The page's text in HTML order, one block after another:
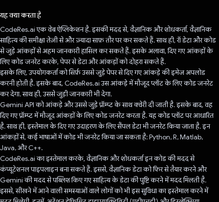
यह क्या करता है
CodeRes.ai एक वेब ऐप्लिकेशन है. इसकी मदद से, वैज्ञानिक और शोधकर्ता, वैज्ञानिक
साहित्य की समीक्षा तेज़ी से और ज़्यादा साफ़ तौर पर कर सकते हैं. साथ ही, रॉ डेटा और कोड
से जुड़े आंकड़ों से अहम जानकारी हासिल कर सकते हैं. इसके अलावा, दिए गए आंकड़ों के
लिए कोड जनरेट करके, पेपर से डेटा और आंकड़ों को दोहरा सकते हैं.
इसके लिए, उपयोगकर्ता को सिर्फ़ उससे जुड़े पेपर से दिए गए आंकड़े की इमेज अपलोड
करनी होती है. इसके बाद, CodeRes.ai उस आंकड़े में मौजूद प्लॉट के लिए कोड जनरेट
कर देगा. साथ ही, उससे जुड़ी जानकारी भी देगा.
Gemini API को आंकड़े और उससे जुड़े प्रॉम्प्ट के साथ क्वेरी दी जाती है. इसके बाद, वह
दिए गए प्रॉम्प्ट में मौजूद आंकड़ों के लिए कोड जनरेट करता है. यह कोड प्लॉट पर आधारित
है. साथ ही, इस्तेमाल के दिए गए उदाहरण के लिए सैंपल डेटा भी जनरेट किया जाता है. इन
आंकड़ों से, कई भाषाओं में कोड भी जनरेट किया जा सकता है: Python, R, Matlab,
Java, और C++.
CodeRes.ai का इस्तेमाल करके, वैज्ञानिक और शोधकर्ता इन कोड की मदद से
कंप्यूटेशनल पाइपलाइन बना सकते हैं. इससे, वैज्ञानिक डेटा को फिर से तैयार करने और
Gemini की मदद से पब्लिश किए गए साहित्य के डेटा की पुष्टि करने में मदद मिलती है.
इससे, सीखने में आने वाली समस्याओं वाले लोगों को भी इस सुविधा का इस्तेमाल करने में